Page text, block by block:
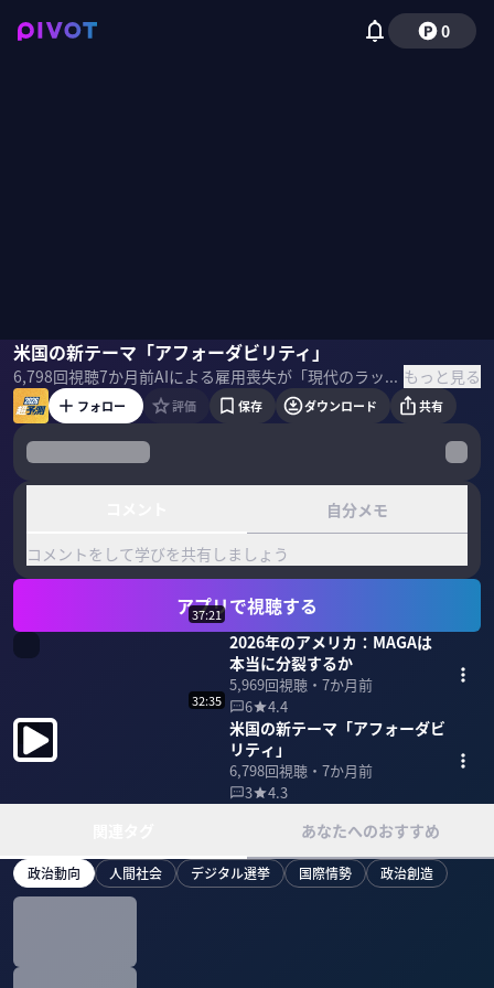
0
米国の新テーマ「アフォーダビリティ」
6,798回視聴7か月前 AIによる雇用喪失が「現代のラッダイト運動」を誘発し、トランプ支持層に新たな亀裂を生むのか？さらに、民主党の弱点と、共和党内の後継者争いも解説。2026年中間選挙の鍵を握るキーワード「アフォーダビリティ（手頃な価格）」に焦点を当て、アメリカン・ドリーム終焉後の政治地図を予測する。 ＜ゲスト＞ 三牧聖子｜同志社大学大学院 教授 東京大学教養学部卒、同大学院で博士号を取得。日本学術振興会特別研究員、早稲田大学助手などを経て、米国ハーバード大学やジョンズホプキンズ大学で研究員。2025年より現職。専門はアメリカ政治・外交、国際関係論。 ＜目次＞ もっと見る
三牧聖子小手森千紗
フォロー 評価 保存 ダウンロード 共有
自分メモ
コメントをして学びを共有しましょう
アプリで視聴する
37:21
2026年のアメリカ：MAGAは
本当に分裂するか
5,969回視聴・ 7か月前
6
4.4
32:35
米国の新テーマ「アフォーダビ
リティ」
6,798回視聴・ 7か月前
3
4.3
あなたへのおすすめ
政治動向 人間社会 デジタル選挙 国際情勢 政治創造